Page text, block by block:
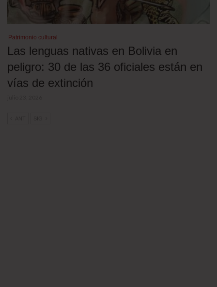
Patrimonio cultural
Las lenguas nativas en Bolivia en
peligro: 30 de las 36 oficiales están en
vías de extinción